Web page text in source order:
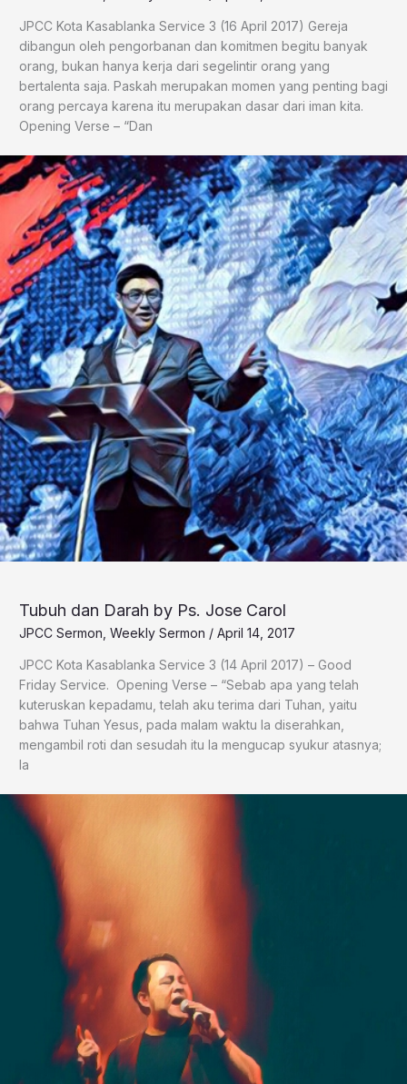
JPCC Kota Kasablanka Service 3 (16 April 2017) Gereja
dibangun oleh pengorbanan dan komitmen begitu banyak
orang, bukan hanya kerja dari segelintir orang yang
bertalenta saja. Paskah merupakan momen yang penting bagi
orang percaya karena itu merupakan dasar dari iman kita.
Opening Verse – “Dan
Tubuh dan Darah by Ps. Jose Carol
JPCC Sermon Weekly Sermon / April 14, 2017
JPCC Kota Kasablanka Service 3 (14 April 2017) – Good
Friday Service. Opening Verse – “Sebab apa yang telah
kuteruskan kepadamu, telah aku terima dari Tuhan, yaitu
bahwa Tuhan Yesus, pada malam waktu Ia diserahkan,
mengambil roti dan sesudah itu Ia mengucap syukur atasnya;
Ia